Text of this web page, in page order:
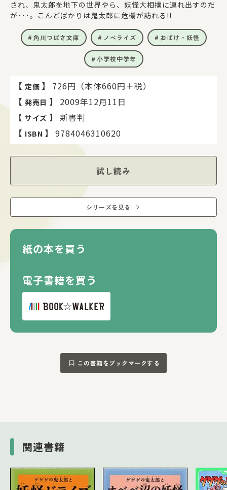
され、鬼太郎を地下の世界やら、妖怪大相撲に連れ出すのだ
が･･･。こんどばかりは鬼太郎に危機が訪れる!!
角川つばさ文庫 ノベライズ おばけ・妖怪
小学校中学年
【 定価 】
726円（本体660円＋税）
【 発売日 】
2009年12月11日
【 サイズ 】
新書判
【 ISBN 】 9784046310620
試し読み
シリーズを見る
紙の本を買う
電子書籍を買う
この書籍をブックマークする
関連書籍